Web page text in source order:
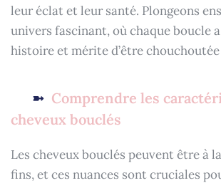
leur éclat et leur santé. Plongeons
univers fascinant, où chaque boucle
histoire et mérite d’être chouchoutée
Comprendre les
cheveux bouclés
Les cheveux bouclés peuvent être à
fins, et ces nuances sont cruciales